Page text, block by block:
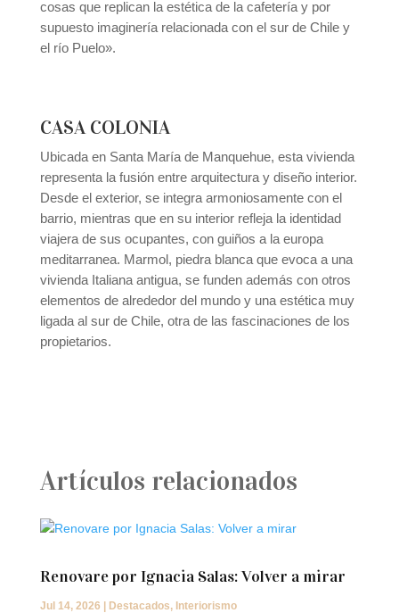
cosas que replican la estética de la cafetería y por
supuesto imaginería relacionada con el sur de Chile y
el río Puelo».
CASA COLONIA
Ubicada en Santa María de Manquehue, esta vivienda
representa la fusión entre arquitectura y diseño interior.
Desde el exterior, se integra armoniosamente con el
barrio, mientras que en su interior refleja la identidad
viajera de sus ocupantes, con guiños a la europa
meditarranea. Marmol, piedra blanca que evoca a una
vivienda Italiana antigua, se funden además con otros
elementos de alrededor del mundo y una estética muy
ligada al sur de Chile, otra de las fascinaciones de los
propietarios.
Artículos relacionados
Renovare por Ignacia Salas: Volver a mirar
Jul 14, 2026 | Destacados, Interiorismo